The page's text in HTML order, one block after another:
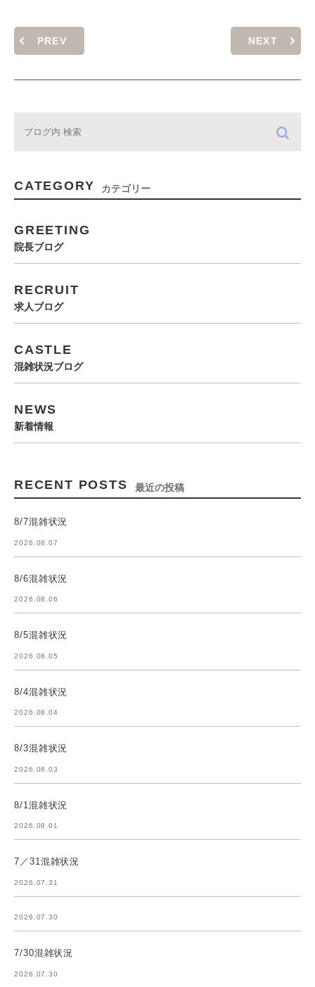
PREV NEXT
CATEGORY カテゴリー
GREETING
院長ブログ
RECRUIT
求人ブログ
CASTLE
混雑状況ブログ
NEWS
新着情報
RECENT POSTS 最近の投稿
8/7混雑状況
2026.08.07
8/6混雑状況
2026.08.06
8/5混雑状況
2026.08.05
8/4混雑状況
2026.08.04
8/3混雑状況
2026.08.03
8/1混雑状況
2026.08.01
7／31混雑状況
2026.07.31
2026.07.30
7/30混雑状況
2026.07.30